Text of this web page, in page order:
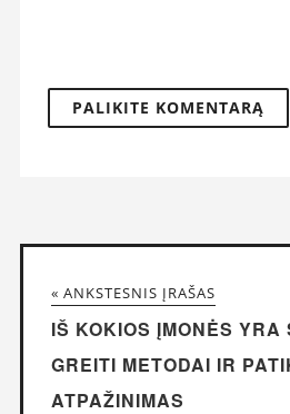
« ANKSTESNIS ĮRAŠAS
IŠ KOKIOS ĮMONĖS
GREITI METODAI IR
ATPAŽINIMAS